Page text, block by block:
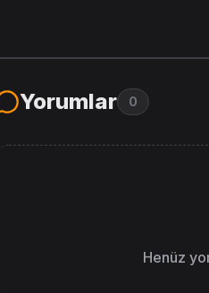
Yorumlar 0
Henüz